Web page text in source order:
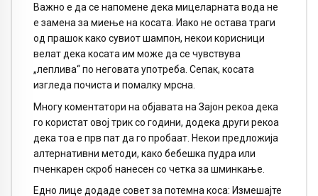
Важно е да се напомене дека мицеларната вода не
е замена за миење на косата. Иако не остава траги
од прашок како сувиот шампон, некои корисници
велат дека косата им може да се чувствува
„леплива“ по неговата употреба. Сепак, косата
изгледа почиста и помалку мрсна.
Многу коментатори на објавата на Зајон рекоа дека
го користат овој трик со години, додека други рекоа
дека тоа е прв пат да го пробаат. Некои предложија
алтернативни методи, како бебешка пудра или
пченкарен скроб нанесен со четка за шминкање.
Едно лице додаде совет за потемна коса: Измешајте